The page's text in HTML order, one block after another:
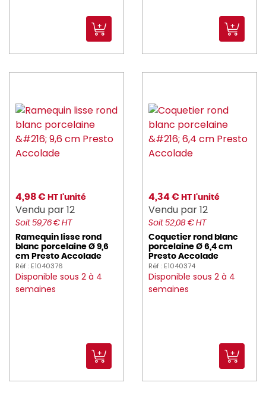
4,98 € HT l'unité
Vendu par 12
Soit 59,76 € HT
Ramequin lisse rond
blanc porcelaine Ø 9,6
cm Presto Accolade
Réf : E1040376
Disponible sous 2 à 4
semaines
4,34 € HT l'unité
Vendu par 12
Soit 52,08 € HT
Coquetier rond blanc
porcelaine Ø 6,4 cm
Presto Accolade
Réf : E1040374
Disponible sous 2 à 4
semaines